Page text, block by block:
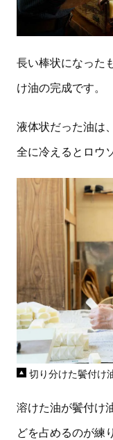
長い棒状になった
け油の完成です。
液体状だった油は
全に冷えるとロウ
切り分けた鬢付け
溶けた油が鬢付け
どを占めるのが練